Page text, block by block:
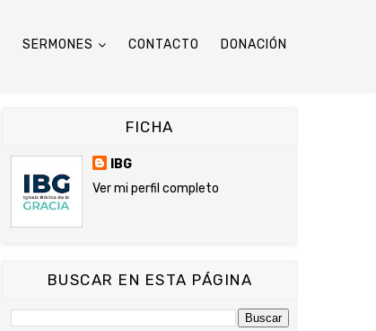
SERMONES CONTACTO DONACIÓN
FICHA
IBG
Ver mi perfil completo
BUSCAR EN ESTA PÁGINA